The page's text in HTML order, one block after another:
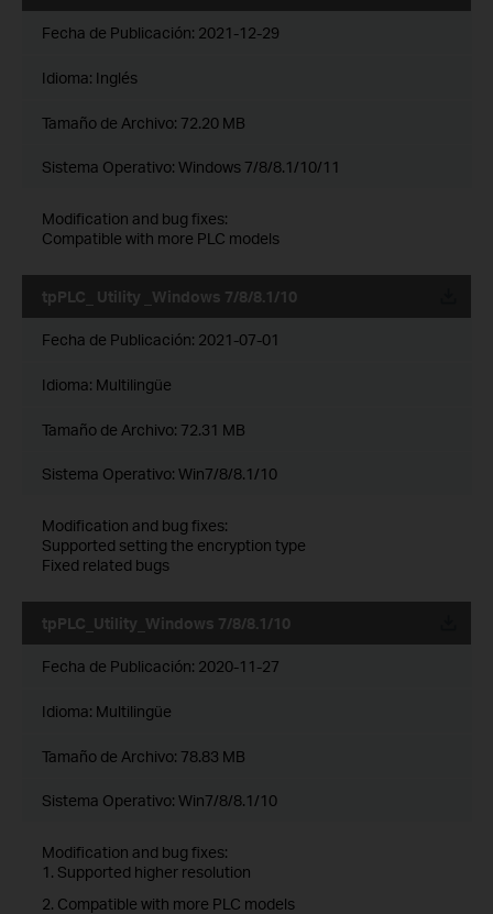
Fecha de Publicación: 2021-12-29
Idioma: Inglés
Tamaño de Archivo: 72.20 MB
Sistema Operativo: Windows 7/8/8.1/10/11
Modification and bug fixes:
Compatible with more PLC models
tpPLC_ Utility _Windows 7/8/8.1/10
Fecha de Publicación: 2021-07-01
Idioma: Multilingüe
Tamaño de Archivo: 72.31 MB
Sistema Operativo: Win7/8/8.1/10
Modification and bug fixes:
Supported setting the encryption type
Fixed related bugs
tpPLC_Utility_Windows 7/8/8.1/10
Fecha de Publicación: 2020-11-27
Idioma: Multilingüe
Tamaño de Archivo: 78.83 MB
Sistema Operativo: Win7/8/8.1/10
Modification and bug fixes:
1. Supported higher resolution
2. Compatible with more PLC models